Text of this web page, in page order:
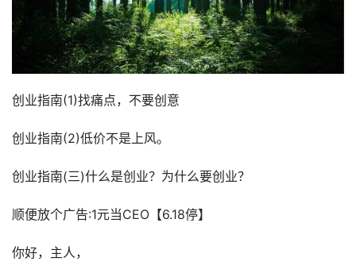
创业指南(1)找痛点，不要创意
创业指南(2)低价不是上风。
创业指南(三)什么是创业？为什么要创业？
顺便放个广告:1元当CEO【6.18停】
你好，主人，